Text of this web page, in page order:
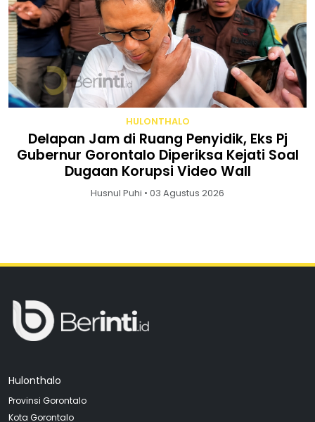
HULONTHALO
Delapan Jam di Ruang Penyidik, Eks Pj
Gubernur Gorontalo Diperiksa Kejati Soal
Dugaan Korupsi Video Wall
Husnul Puhi • 03 Agustus 2026
Hulonthalo
Provinsi Gorontalo
Kota Gorontalo